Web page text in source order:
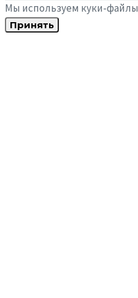
Мы используем куки-файлы
Принять